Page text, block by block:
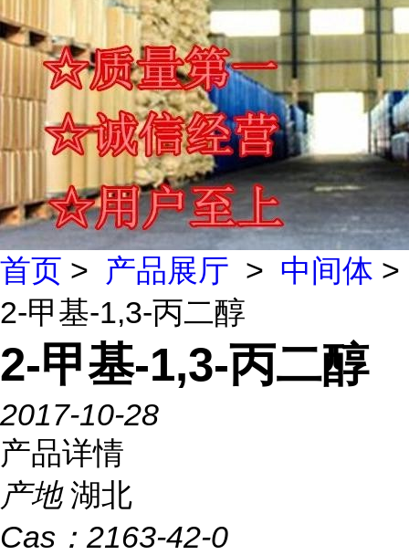
首页 > 产品展厅 > 中间体 >
2-甲基-1,3-丙二醇
2-甲基-1,3-丙二醇
2017-10-28
产品详情
产地 湖北
Cas： 2163-42-0